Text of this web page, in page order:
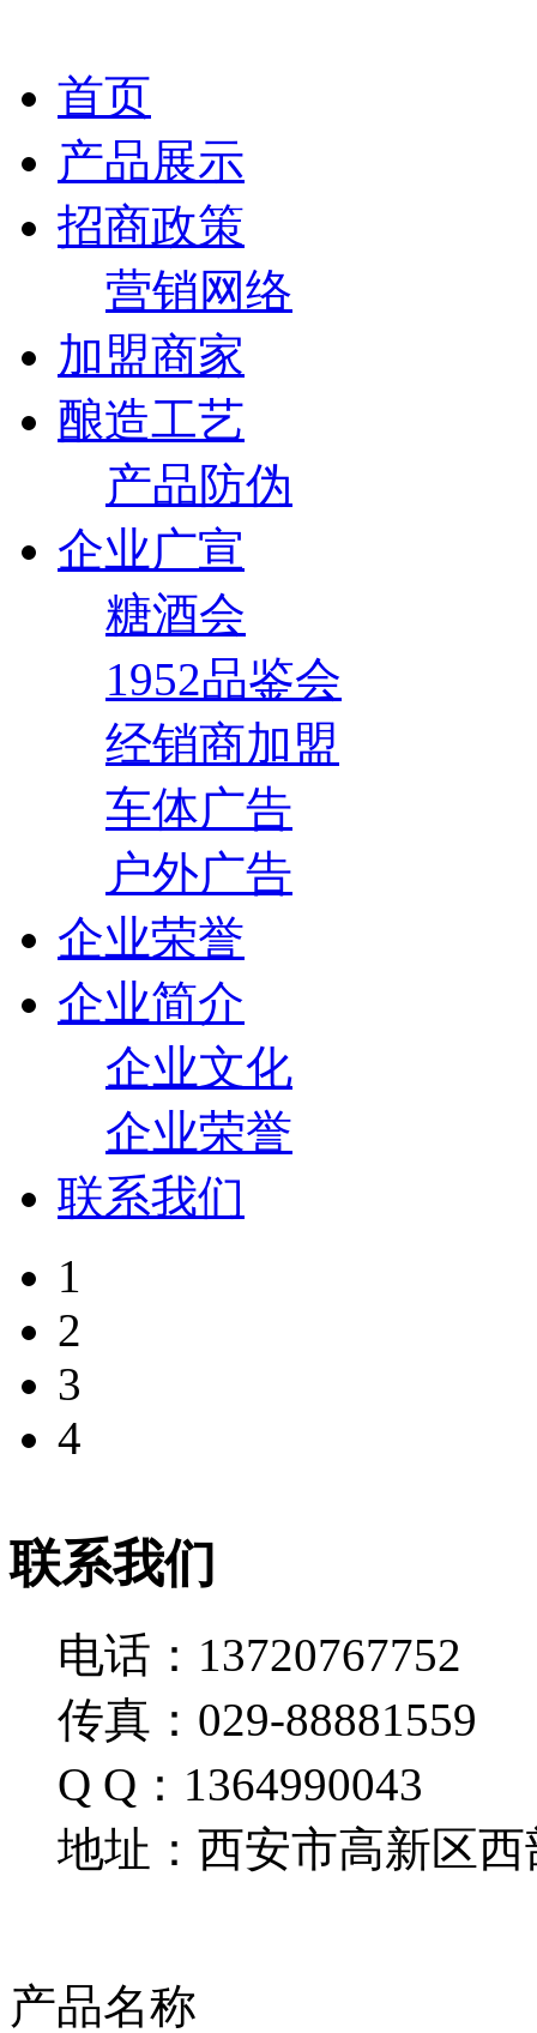
首页
产品展示
招商政策
营销网络
加盟商家
酿造工艺
产品防伪
企业广宣
糖酒会
1952品鉴会
经销商加盟
车体广告
户外广告
企业荣誉
企业简介
企业文化
企业荣誉
联系我们
1
2
3
4
联系我们
电话：13720767752
传真：029-88881559
Q Q：1364990043
地址：西安市高新区西
产品名称